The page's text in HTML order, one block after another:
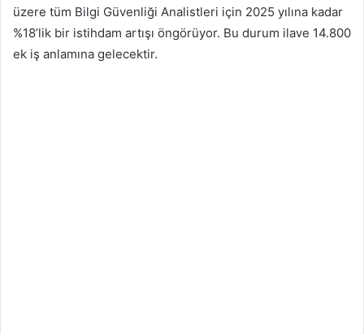
üzere tüm Bilgi Güvenliği Analistleri için 2025 yılına kadar
%18’lik bir istihdam artışı öngörüyor. Bu durum ilave 14.800
ek iş anlamına gelecektir.